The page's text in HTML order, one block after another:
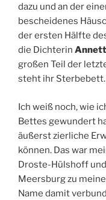
dazu und an der
bescheidenes
der ersten Hälfte
die Dichterin
großen Teil der
steht ihr Sterbebett.
Ich weiß noch, wie
Bettes gewundert
äußerst zierliche
können. Das war
Droste-Hülshoff
Meersburg zu
Name damit